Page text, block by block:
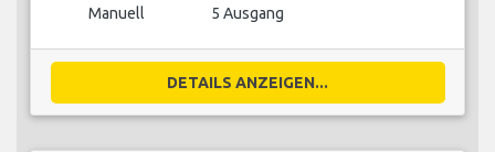
Manuell 5 Ausgang
DETAILS ANZEIGEN...